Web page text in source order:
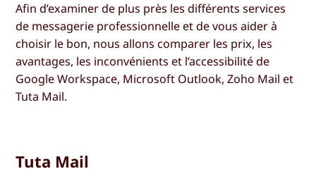
Afin d’examiner de plus près les différents services
de messagerie professionnelle et de vous aider à
choisir le bon, nous allons comparer les prix, les
avantages, les inconvénients et l’accessibilité de
Google Workspace, Microsoft Outlook, Zoho Mail et
Tuta Mail.
Tuta Mail